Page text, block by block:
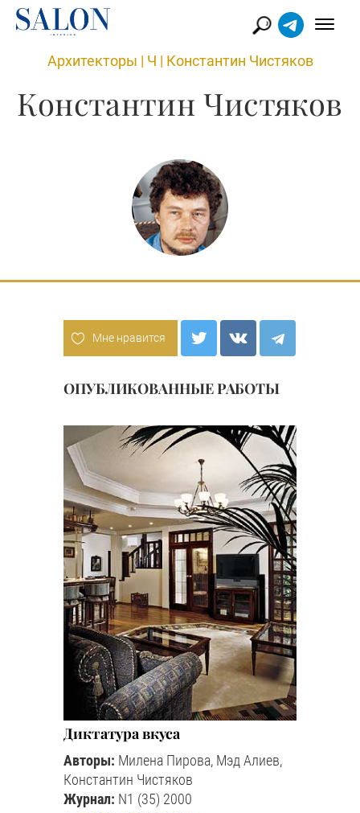
Архитекторы | Ч | Константин Чистяков
Константин Чистяков
Мне нравится
ОПУБЛИКОВАННЫЕ РАБОТЫ
Диктатура вкуса
Авторы: Милена Пирова, Мэд Алиев,
Константин Чистяков
Журнал: N1 (35) 2000